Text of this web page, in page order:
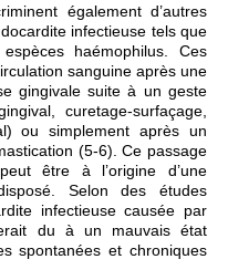
également d’autres
infectieuse tels que
haémophilus. Ces
sanguine après une
gingivale suite à un geste
curetage-surfaçage,
ou simplement après un
(5-6). Ce passage
être à l’origine d’une
Selon des études
infectieuse causée par
du à un mauvais état
spontanées et chroniques